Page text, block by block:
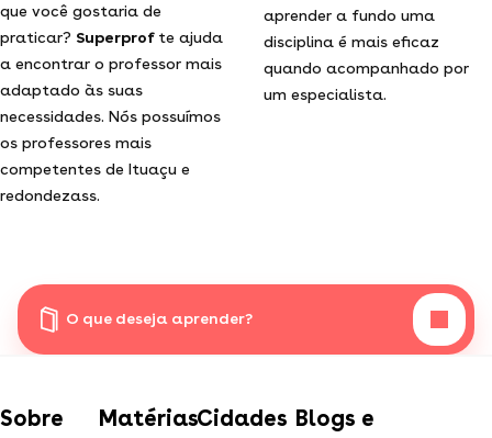
que você gostaria de
praticar? Superprof te ajuda
a encontrar o professor mais
adaptado às suas
necessidades. Nós possuímos
os professores mais
competentes de Ituaçu e
redondezass.
aprender a fundo uma
disciplina é mais eficaz
quando acompanhado por
um especialista.
O que deseja aprender?
Sobre MatériasCidades Blogs e